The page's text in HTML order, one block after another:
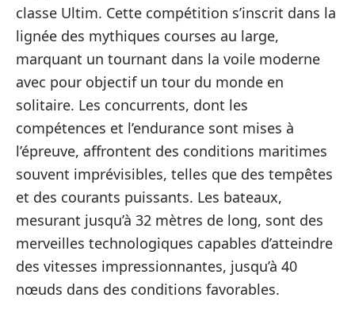
classe Ultim. Cette compétition s’inscrit dans la
lignée des mythiques courses au large,
marquant un tournant dans la voile moderne
avec pour objectif un tour du monde en
solitaire. Les concurrents, dont les
compétences et l’endurance sont mises à
l’épreuve, affrontent des conditions maritimes
souvent imprévisibles, telles que des tempêtes
et des courants puissants. Les bateaux,
mesurant jusqu’à 32 mètres de long, sont des
merveilles technologiques capables d’atteindre
des vitesses impressionnantes, jusqu’à 40
nœuds dans des conditions favorables.